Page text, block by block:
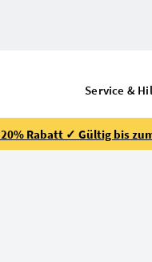
Service &
Rabatt ✓ Gültig bis